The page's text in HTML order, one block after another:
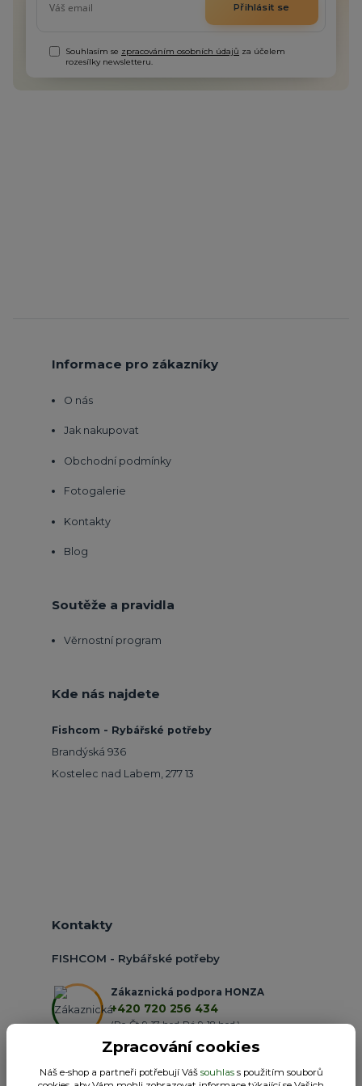
Přihlásit se
Souhlasím se zpracováním osobních údajů za účelem
rozesílky newsletteru.
Informace pro zákazníky
O nás
Jak nakupovat
Obchodní podmínky
Fotogalerie
Kontakty
Blog
Soutěže a pravidla
Věrnostní program
Kde nás najdete
Fishcom - Rybářské potřeby
Brandýská 936
Kostelec nad Labem, 277 13
Kontakty
FISHCOM - Rybářské potřeby
Zákaznická podpora HONZA
+420 720 256 434
(Po-Čt 9-17 hod.,Pá 9-18 hod.)
Zpracování cookies
Náš e-shop a partneři potřebují Váš souhlass použitím souborů